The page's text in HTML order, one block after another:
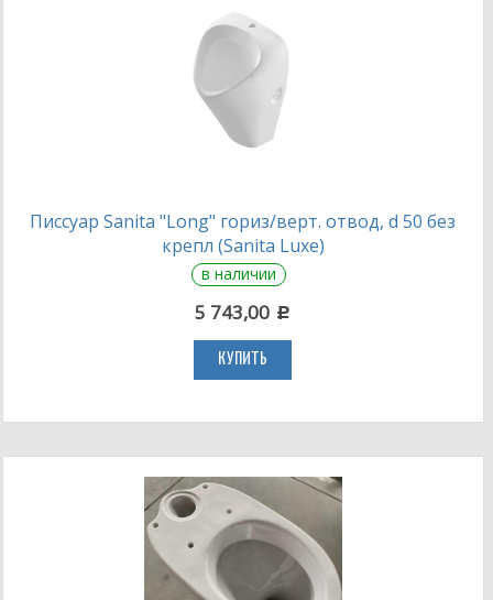
Писсуар Sanita "Long" гориз/верт. отвод, d 50 без
крепл (Sanita Luxe)
в наличии
5 743,00 c
КУПИТЬ